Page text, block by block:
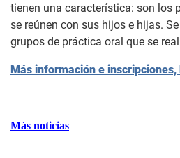
tienen una característica: son los
se reúnen con sus hijos e hijas.
grupos de práctica oral que se
Más información e
Más noticias